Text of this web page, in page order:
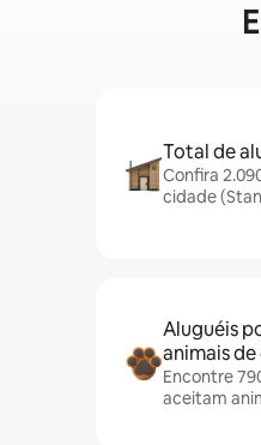
Total de
Confira
cidade
Aluguéis
animais
Encontre
aceitam